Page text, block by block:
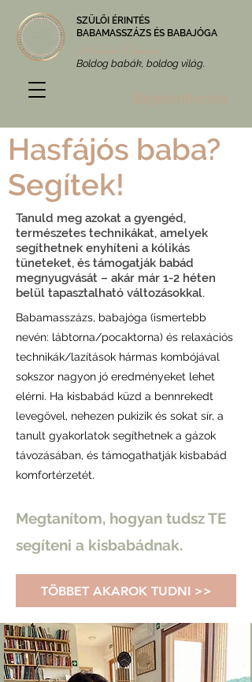
SZÜLŐI ÉRINTÉS
BABAMASSZÁZS ÉS BABAJÓGA
Boldog babák, boldog világ.
Molnár Zsókával
Bejelentkezés
Hasfájós baba?
Segítek!
Tanuld meg azokat a gyengéd,
természetes technikákat, amelyek
segíthetnek enyhíteni a kólikás
tüneteket, és támogatják babád
megnyugvását – akár már 1-2 héten
belül tapasztalható változásokkal.
Babamasszázs, babajóga (ismertebb
nevén: lábtorna/pocaktorna) és relaxációs
technikák/lazítások hármas kombójával
sokszor nagyon jó eredményeket lehet
elérni. Ha kisbabád küzd a bennrekedt
levegővel, nehezen pukizik és sokat sír, a
tanult gyakorlatok segíthetnek a gázok
távozásában, és támogathatják kisbabád
komfortérzetét.
Megtanítom, hogyan tudsz TE
segíteni a kisbabádnak.
TÖBBET AKAROK TUDNI >>